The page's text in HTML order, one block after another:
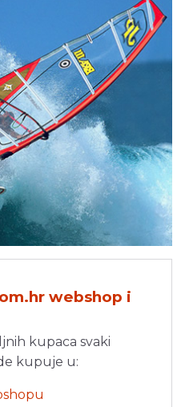
webshop i
kupaca svaki
kupuje u: